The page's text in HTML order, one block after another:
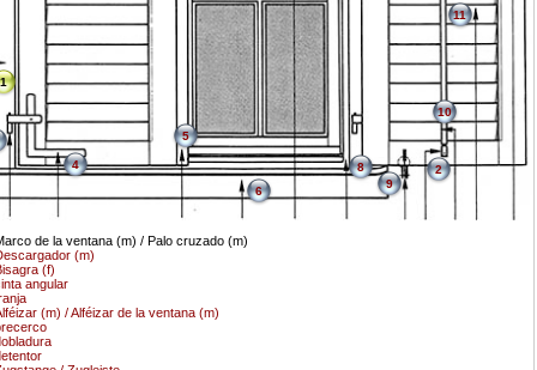
1
de la ventana (m) / Palo cruzado (m)
(m)
2
(f)
angular
4
5
(m) / Alféizar de la ventana (m)
6
8
9
10
11